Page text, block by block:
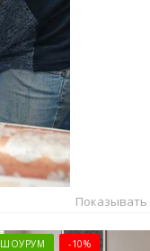
Показывать
ШОУРУМ -10%